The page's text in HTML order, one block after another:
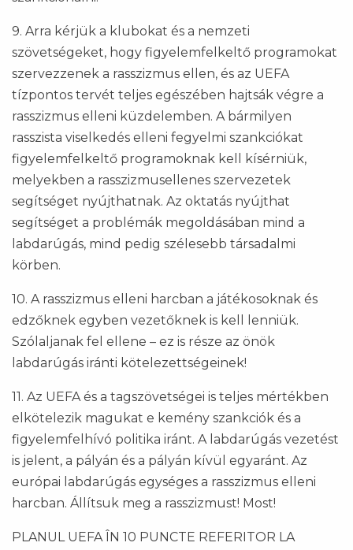
9. Arra kérjük a klubokat és a nemzeti
szövetségeket, hogy figyelemfelkeltő programokat
szervezzenek a rasszizmus ellen, és az UEFA
tízpontos tervét teljes egészében hajtsák végre a
rasszizmus elleni küzdelemben. A bármilyen
rasszista viselkedés elleni fegyelmi szankciókat
figyelemfelkeltő programoknak kell kísérniük,
melyekben a rasszizmusellenes szervezetek
segítséget nyújthatnak. Az oktatás nyújthat
segítséget a problémák megoldásában mind a
labdarúgás, mind pedig szélesebb társadalmi
körben.
10. A rasszizmus elleni harcban a játékosoknak és
edzőknek egyben vezetőknek is kell lenniük.
Szólaljanak fel ellene – ez is része az önök
labdarúgás iránti kötelezettségeinek!
11. Az UEFA és a tagszövetségei is teljes mértékben
elkötelezik magukat e kemény szankciók és a
figyelemfelhívó politika iránt. A labdarúgás vezetést
is jelent, a pályán és a pályán kívül egyaránt. Az
európai labdarúgás egységes a rasszizmus elleni
harcban. Állítsuk meg a rasszizmust! Most!
PLANUL UEFA ÎN 10 PUNCTE REFERITOR LA